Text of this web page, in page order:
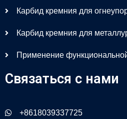
Карбид кремния для
Карбид кремния для
Применение
Связаться с нами
+8618039337725